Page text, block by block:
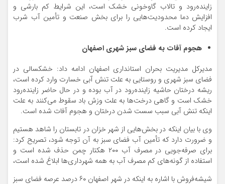
زاینده‌رود و تالاب گاوخونی خشک است، این شرایط کم بارشی و
افزایش دما محدودیت‌هایی را برای بخش صنعت و تأمین آب شرب
ایجاد کرده است.
هجوم آفات به فضای سبز شهری اصفهان
مدیرکل مدیریت بحران استانداری اصفهان ادامه داد: خشکسالی در
فضای سبز شهری و روستایی به علت تنش آبی خسارت وارد کرده است،
ریشه درختان حاشیه زاینده‌رود در آب بوده و در حال حاضر زاینده‌رود
خشک است و گاهی درخت‌ها به علت وزش باد سقوط می‌کنند به علت
اینکه تنش آبی سبب سست شدن درختان و هجوم آفات شده است.
وی با بیان اینکه در بخش‌هایی از شهر خزان در تابستان را شاهد هستیم
و ضرورت دارد که تأمین آب فضای سبز به آن توجه شود، تصریح کرد:
برای صرفه‌جویی در مصرف آب ۲۰۰ هکتار چمن حذف شده است و
استفاده از گونه‌های کم مصرف آب به همه شهرداری‌ها ابلاغ شده است،
شیشه‌فروش با اشاره به اینکه در شهر اصفهان ۶۰ درصد عرصه فضای سبز